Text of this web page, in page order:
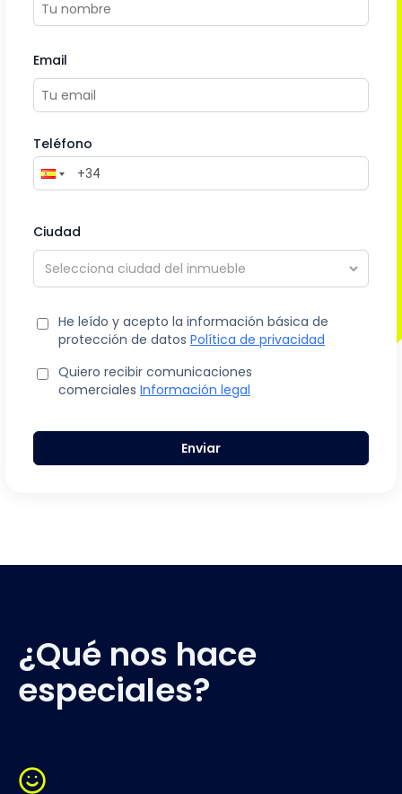
Email
Teléfono
Ciudad
He leído y acepto la información básica de
protección de datos Política de privacidad
Quiero recibir comunicaciones
comerciales Información legal
Enviar
¿Qué nos hace
especiales?